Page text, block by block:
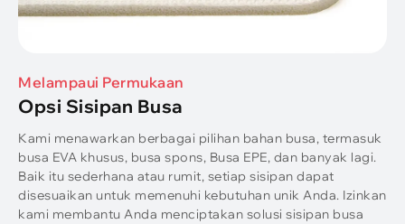
Melampaui Permukaan
Opsi Sisipan Busa
Kami menawarkan berbagai pilihan bahan busa, termasuk
busa EVA khusus, busa spons, Busa EPE, dan banyak lagi.
Baik itu sederhana atau rumit, setiap sisipan dapat
disesuaikan untuk memenuhi kebutuhan unik Anda. Izinkan
kami membantu Anda menciptakan solusi sisipan busa